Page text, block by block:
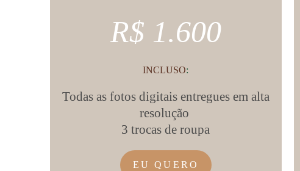
R$ 1.600
INCLUSO:
Todas as fotos digitais entregues em alta
resolução
3 trocas de roupa
EU QUERO